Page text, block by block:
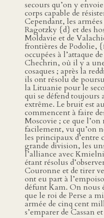
secours qu’on y
corps capable de
Cependant, les
Ragotzky {d} et des
Moldavie et de
frontières de Podolie,
occupées à l’attaque
Chechrin, où il y a
cosaques ; après la
ils ont résolu de
la Lituanie pour le
qui se défend toujours
extrême. Le bruit est
commencent à faire
Moscovie ; ce que l’on
facilement, vu qu’on
les principaux d’entre
grande division, les
l’alliance avec
étant résolus
Couronne et de tirer
ont eu part à
défunt Kam. On nous
que le roi de Perse a
armée de cinq cent
s’emparer de Cassan